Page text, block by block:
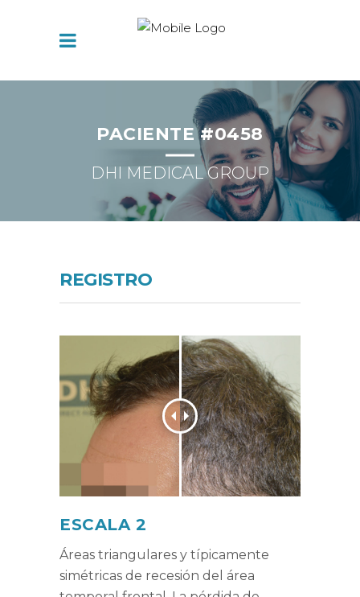
PACIENTE #0458
DHI MEDICAL GROUP
REGISTRO
ESCALA 2
Áreas triangulares y típicamente
simétricas de recesión del área